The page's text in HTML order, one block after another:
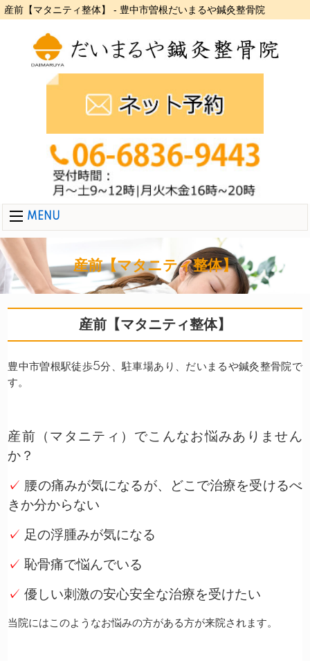
産前【マタニティ整体】 - 豊中市曽根だいまるや鍼灸整骨院
MENU
産前【マタニティ整体】
産前【マタニティ整体】
豊中市曽根駅徒歩5分、駐車場あり、だいまるや鍼灸整骨院で
す。
産前（マタニティ）でこんなお悩みありません
か？
✓ 腰の痛みが気になるが、どこで治療を受けるべ
きか分からない
✓ 足の浮腫みが気になる
✓恥骨痛で悩んでいる
✓優しい刺激の安心安全な治療を受けたい
当院にはこのようなお悩みの方がある方が来院されます。